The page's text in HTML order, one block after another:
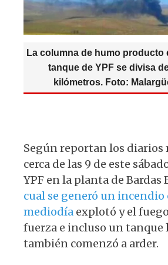
La columna de humo producto
tanque de YPF se divisa
kilómetros. Foto:
Según reportan los diarios
cerca de las 9 de este
YPF en la planta de Bardas
cual se generó un incendio
mediodía explotó y el
fuerza e incluso un
también comenzó a arder.